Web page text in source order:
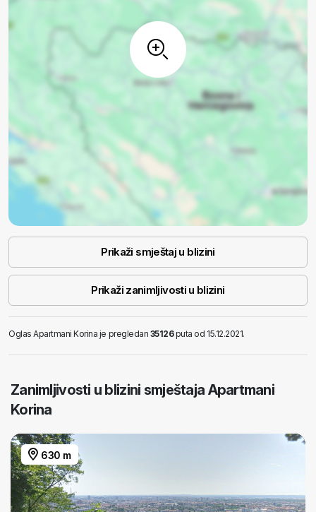
Prikaži smještaj u blizini
Prikaži zanimljivosti u blizini
Oglas Apartmani Korina je pregledan 35126puta od 15.12.2021.
Zanimljivosti u blizini smještaja Apartmani
Korina
630 m